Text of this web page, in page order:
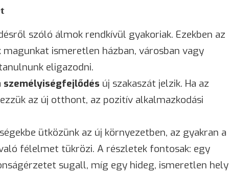
szóló álmok rendkívül gyakoriak. Ezekben az
ismeretlen házban, városban vagy
eligazodni.
személyiségfejlődés új szakaszát jelzik. Ha az
az új otthont, az pozitív alkalmazkodási
ütközünk az új környezetben, az gyakran a
félelmet tükrözi. A részletek fontosak: egy
sugall, míg egy hideg, ismeretlen hely